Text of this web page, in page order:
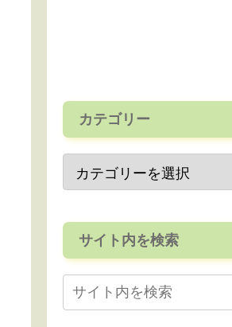
カテゴリー
サイト内を検索